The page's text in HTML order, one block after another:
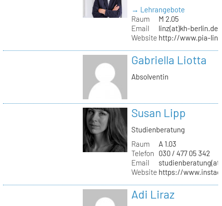
→ Lehrangebote
Raum
M 2.05
Email
linz(at)kh-berlin.de
Website http://www.pia-
Gabriella Liotta
Absolventin
Susan Lipp
Studienberatung
Raum
A 1.03
Telefon
030 / 477 05 342
Email
Website https://
Adi Liraz